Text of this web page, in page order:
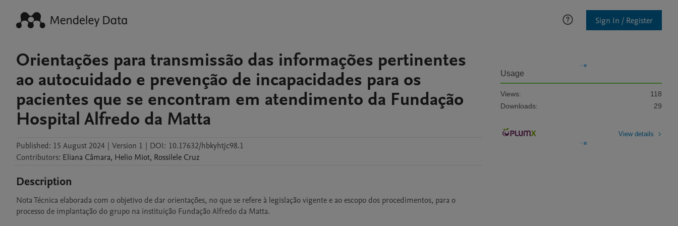
Sign In / Register
Orientações para transmissão das informações pertinentes
ao autocuidado e prevenção de incapacidades para os
pacientes que se encontram em atendimento da Fundação
Hospital Alfredo da Matta
Published: 15 August 2024 | Version 1 | DOI: 10.17632/hbkyhtjc98.1
Contributors: Eliana Câmara, Helio Miot, Rossilele Cruz
Description
Nota Técnica elaborada com o objetivo de dar orientações, no que se refere à legislação vigente e ao escopo dos procedimentos, para o
processo de implantação do grupo na instituição Fundação Alfredo da Matta.
Usage
Views:
118
Downloads:
29
View details